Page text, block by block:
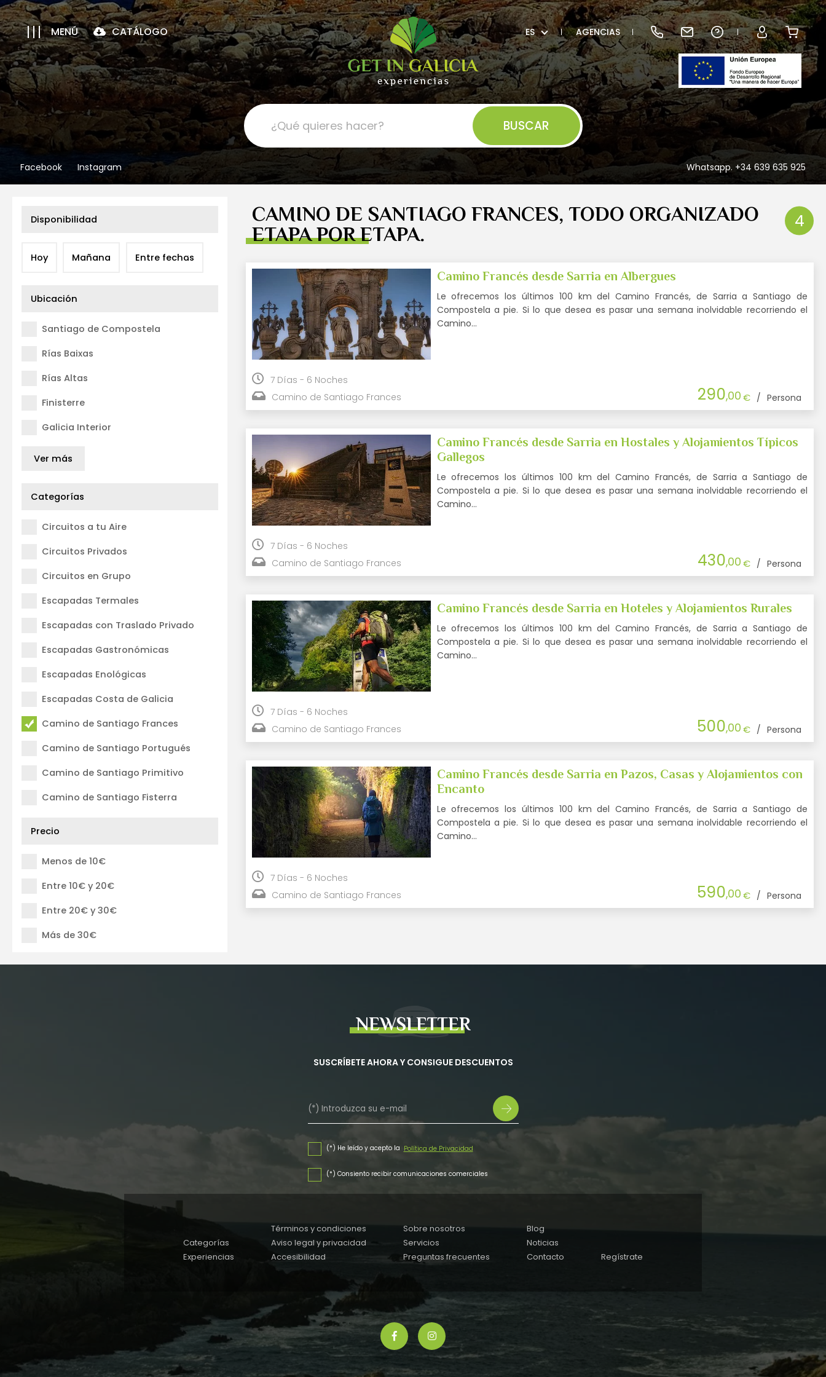
MENÚ CATÁLOGO ES AGENCIAS
Facebook Instagram Whatsapp. +34 639 635 925
Disponibilidad
Hoy Mañana Entre fechas
Ubicación
Santiago de Compostela
Rías Baixas
Rías Altas
Finisterre
Galicia Interior
Ver más
Categorías
Circuitos a tu Aire
Circuitos Privados
Circuitos en Grupo
Escapadas Termales
Escapadas con Traslado Privado
Escapadas Gastronómicas
Escapadas Enológicas
Escapadas Costa de Galicia
Camino de Santiago Frances
Camino de Santiago Portugués
Camino de Santiago Primitivo
Camino de Santiago Fisterra
Precio
Menos de 10€
Entre 10€ y 20€
Entre 20€ y 30€
Más de 30€
CAMINO DE SANTIAGO FRANCES, TODO ORGANIZADO
ETAPA POR ETAPA.
4
Camino Francés desde Sarria en Albergues
Le ofrecemos los últimos 100 km del Camino Francés, de Sarria a Santiago de
Compostela a pie. Si lo que desea es pasar una semana inolvidable recorriendo el
Camino…
7 Días - 6 Noches
Camino de Santiago Frances
290,00€ / Persona
Camino Francés desde Sarria en Hostales y Alojamientos Típicos
Gallegos
Le ofrecemos los últimos 100 km del Camino Francés, de Sarria a Santiago de
Compostela a pie. Si lo que desea es pasar una semana inolvidable recorriendo el
Camino…
7 Días - 6 Noches
Camino de Santiago Frances
430,00€ / Persona
Camino Francés desde Sarria en Hoteles y Alojamientos Rurales
Le ofrecemos los últimos 100 km del Camino Francés, de Sarria a Santiago de
Compostela a pie. Si lo que desea es pasar una semana inolvidable recorriendo el
Camino…
7 Días - 6 Noches
Camino de Santiago Frances
500,00€ / Persona
Camino Francés desde Sarria en Pazos, Casas y Alojamientos con
Encanto
Le ofrecemos los últimos 100 km del Camino Francés, de Sarria a Santiago de
Compostela a pie. Si lo que desea es pasar una semana inolvidable recorriendo el
Camino…
7 Días - 6 Noches
Camino de Santiago Frances
590,00€ / Persona
NEWSLETTER
SUSCRÍBETE AHORA Y CONSIGUE DESCUENTOS
(*) He leído y acepto la Política de Privacidad
(*) Consiento recibir comunicaciones comerciales
Categorías
Experiencias
Términos y condiciones
Aviso legal y privacidad
Accesibilidad
Sobre nosotros
Servicios
Preguntas frecuentes
Blog
Noticias
Contacto
Regístrate